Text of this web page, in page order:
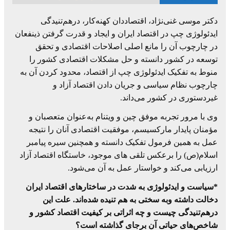
دکتر موسی غنی‌نژاد، اقتصاددان کهنه‌کار، درهم‌تنیدگی
ایدئولوژی چپ در اقتصاد ایران و ایجاد و قدرت گرفتن ذینفعان
در چارچوب آن را مانع اصلی اصلاحات اقتصادی و تحقق
توسعه در کشور دانسته و حل مشکلات اقتصادی کشور را
منوط به تفکیک ایدئولوژی چپ از اقتصاد، محدود کردن آن به
چارچوب نظام سیاسی و جریان دادن اقتصاد آزاد و
غیردستوری در کشور می‌داند.
وی با مرور تجربه موفق چین و ویتنام به‌عنوان متعصبان و
مؤمنان پایدار مارکسیسم، موفقیت اقتصادی آنان را نتیجه
عمل به همین فرمول تفکیک دانسته و همچنین سیره پیامبر
اسلام(ص) را برعکس تلقی های موجود، خاستگاه اقتصاد آزاد
ارزیابی می‌کند و خواستار عمل به آن می‌شود.
*سیاست و ایدئولوژی به شدت در ساختارهای اقتصاد ایران
دخالت داشته وبه سختی به هم تنیده شده‌اند. علت این
درهم‌تنیدگی چیست و چه اثراتی بر کیفیت اقتصاد کشور و
شاخص‌های حیاتی آن برجای گذاشته است؟